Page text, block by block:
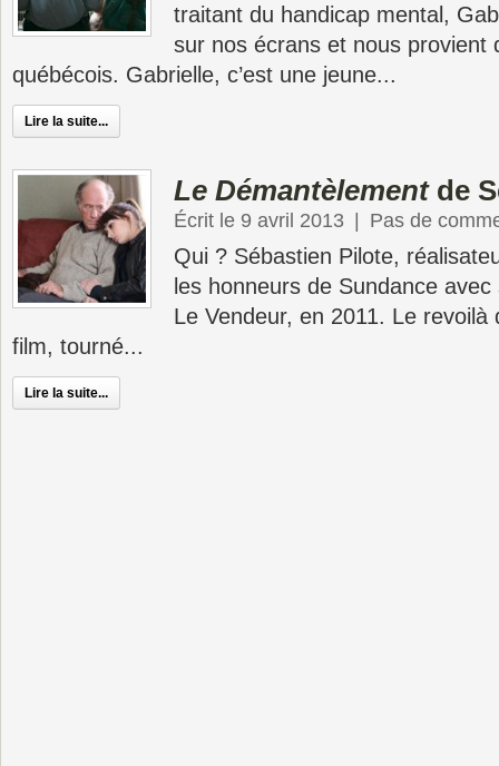
traitant du handicap mental,
sur nos écrans et nous provient
québécois. Gabrielle, c’est une jeune...
Lire la suite...
Le Démantèlementde
Écrit le 9 avril 2013 Pas de
Qui ? Sébastien Pilote,
les honneurs de Sundance
Le Vendeur, en 2011. Le
film, tourné...
Lire la suite...